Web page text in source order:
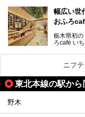
───
提供元：
この記事は
栃木県の
古くから
た。
温泉に加え
こでしか味
この記事
宿泊施設と
ます。
塩原温泉
みませんか
幅広い世
おふろ
栃木県初
ろcafé い
メインと
やキッズ
ェックし
ニフ
東北本線の駅か
野木